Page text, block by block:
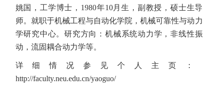
姚国，工学博士，1980年10月生，副教授，硕士生导
师。就职于机械工程与自动化学院，机械可靠性与动力
学研究中心。研究方向：机械系统动力学，非线性振
动，流固耦合动力学等。
详细情况参见个人主页：
http://faculty.neu.edu.cn/yaoguo/